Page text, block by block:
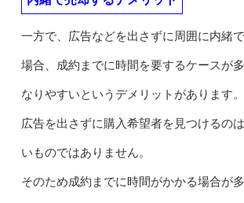
一方で、広告などを出さずに周囲に内緒
場合、成約までに時間を要するケースが
なりやすいというデメリットがあります。
広告を出さずに購入希望者を見つけるの
いものではありません。
そのため成約までに時間がかかる場合が